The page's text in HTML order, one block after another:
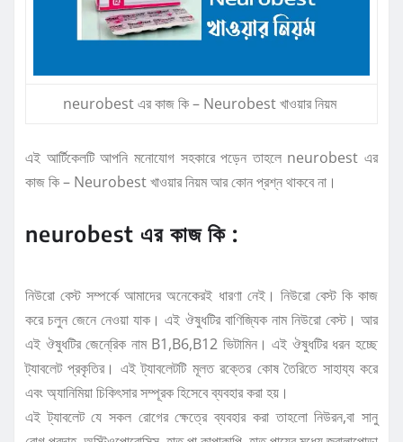
neurobest এর কাজ কি – Neurobest খাওয়ার নিয়ম
এই আর্টিকেলটি আপনি মনোযোগ সহকারে পড়েন তাহলে neurobest এর
কাজ কি – Neurobest খাওয়ার নিয়ম আর কোন প্রশ্ন থাকবে না।
neurobest এর কাজ কি :
নিউরো বেস্ট সম্পর্কে আমাদের অনেকেরই ধারণা নেই। নিউরো বেস্ট কি কাজ
করে চলুন জেনে নেওয়া যাক। এই ঔষুধটির বাণিজ্যিক নাম নিউরো বেস্ট। আর
এই ঔষুধটির জেনে্রিক নাম B1,B6,B12 ভিটামিন। এই ঔষুধটির ধরন হচ্ছে
ট্যাবলেট প্রকৃতির। এই ট্যাবলেটটি মূলত রক্তের কোষ তৈরিতে সাহায্য করে
এবং অ্যানিমিয়া চিকিৎসার সম্পূরক হিসেবে ব্যবহার করা হয়।
এই ট্যাবলেট যে সকল রোগের ক্ষেত্রে ব্যবহার করা তাহলো নিউরন,বা সানু